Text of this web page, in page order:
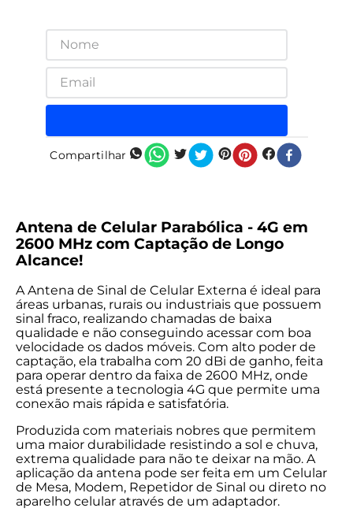
Compartilhar
Antena de Celular Parabólica - 4G em
2600 MHz com Captação de Longo
Alcance!
A Antena de Sinal de Celular Externa é ideal para
áreas urbanas, rurais ou industriais que possuem
sinal fraco, realizando chamadas de baixa
qualidade e não conseguindo acessar com boa
velocidade os dados móveis. Com alto poder de
captação, ela trabalha com 20 dBi de ganho, feita
para operar dentro da faixa de 2600 MHz, onde
está presente a tecnologia 4G que permite uma
conexão mais rápida e satisfatória.
Produzida com materiais nobres que permitem
uma maior durabilidade resistindo a sol e chuva,
extrema qualidade para não te deixar na mão. A
aplicação da antena pode ser feita em um Celular
de Mesa, Modem, Repetidor de Sinal ou direto no
aparelho celular através de um adaptador.